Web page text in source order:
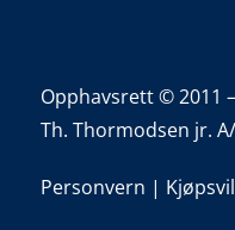
Opphavsrett © 2011
Th. Thormodsen jr.
Personvern |